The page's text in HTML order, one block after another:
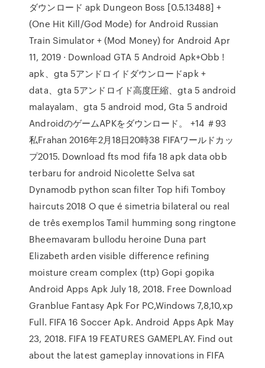
ダウンロード apk Dungeon Boss [0.5.13488] +
(One Hit Kill/God Mode) for Android Russian
Train Simulator + (Mod Money) for Android Apr
11, 2019 · Download GTA 5 Android Apk+Obb !
apk、gta 5アンドロイドダウンロードapk +
data、gta 5アンドロイド高度圧縮、gta 5 android
malayalam、gta 5 android mod, Gta 5 android
AndroidのゲームAPKをダウンロード。 +14 ＃93
私Frahan 2016年2月18日20時38 FIFAワールドカッ
プ2015. Download fts mod fifa 18 apk data obb
terbaru for android Nicolette Selva sat
Dynamodb python scan filter Top hifi Tomboy
haircuts 2018 O que é simetria bilateral ou real
de três exemplos Tamil humming song ringtone
Bheemavaram bullodu heroine Duna part
Elizabeth arden visible difference refining
moisture cream complex (ttp) Gopi gopika
Android Apps Apk July 18, 2018. Free Download
Granblue Fantasy Apk For PC,Windows 7,8,10,xp
Full. FIFA 16 Soccer Apk. Android Apps Apk May
23, 2018. FIFA 19 FEATURES GAMEPLAY. Find out
about the latest gameplay innovations in FIFA